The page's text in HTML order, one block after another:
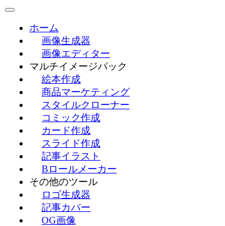
ホーム
画像生成器
画像エディター
マルチイメージパック
絵本作成
商品マーケティング
スタイルクローナー
コミック作成
カード作成
スライド作成
記事イラスト
Bロールメーカー
その他のツール
ロゴ生成器
記事カバー
OG画像